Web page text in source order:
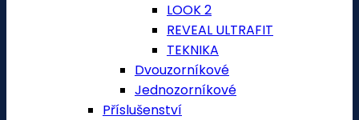
LOOK 2
REVEAL ULTRAFIT
TEKNIKA
Dvouzorníkové
Jednozorníkové
Příslušenství